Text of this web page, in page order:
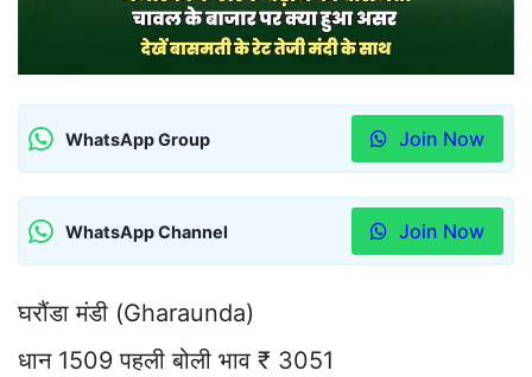
WhatsApp Group Join Now
WhatsApp Channel Join Now
घरौंडा मंडी (Gharaunda)
धान 1509 पहली बोली भाव ₹ 3051